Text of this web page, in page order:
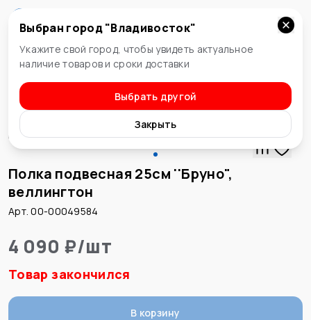
Владивосток
Выбран город "Владивосток"
Укажите свой город, чтобы увидеть актуальное
наличие товаров и сроки доставки
Выбрать другой
Закрыть
Аксессуары для ванн
Полка подвесная 25см ''Бруно",
веллингтон
Арт. 00-00049584
4 090 ₽/шт
Товар закончился
В корзину